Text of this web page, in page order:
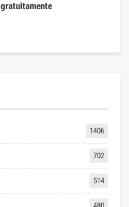
gratuitamente
1406
702
514